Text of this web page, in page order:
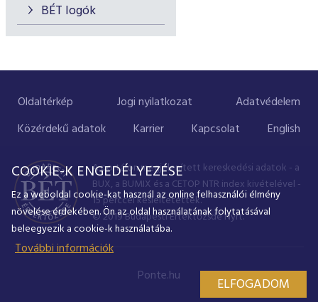
BÉT logók
Oldaltérkép Jogi nyilatkozat
Adatvédelem
Közérdekű adatok
Karrier Kapcsolat English
A portálon megjelenített kereskedési adatok - a
BUX, a BUMIX és a CETOP NTR index kivételével -
15 perccel késleltetettek.
© 2019 Budapesti Értéktőzsde Nyrt.
Ponte.hu
COOKIE-K ENGEDÉLYEZÉSE
Ez a weboldal cookie-kat használ az online felhasználói élmény
növelése érdekében. Ön az oldal használatának folytatásával
beleegyezik a cookie-k használatába.
További információk
ELFOGADOM